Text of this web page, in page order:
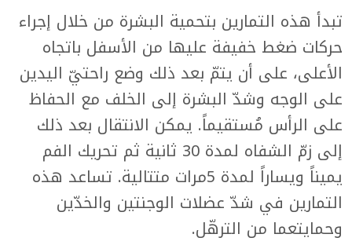
تبدأ هذه التمارين بتحمية البشرة من خلال إجراء
حركات ضغط خفيفة عليها من الأسفل باتجاه
الأعلى، على أن يتمّ بعد ذلك وضع راحتيّ اليدين
على الوجه وشدّ البشرة إلى الخلف مع الحفاظ
على الرأس مُستقيماً. يمكن الانتقال بعد ذلك
إلى زمّ الشفاه لمدة 30 ثانية ثم تحريك الفم
يميناً ويساراً لمدة 5مرات متتالية. تساعد هذه
التمارين في شدّ عضلات الوجنتين والخدّين
وحمايتعما من الترهّل.